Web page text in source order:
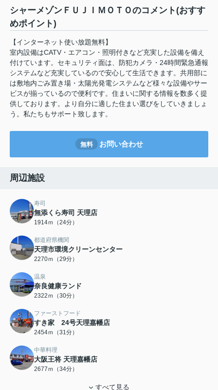
シャーメゾンＦＵＪＩＭＯＴＯのコメント(おすす
めポイント)
【インターネット使い放題無料】
室内設備はCATV・エアコン・照明付きなど充実した設備を備え
付けています。セキュリティ面は、防犯カメラ・24時間緊急通報
システムなど充実しているので安心して生活できます。共用部に
は敷地内ごみ置き場・太陽光発電システムなど様々な設備やサー
ビスが揃っているので便利です。住まいに関する情報を数多く提
供しております。より自分に適した住まい選びをしていきましょ
う。私たちもサポート致します。
無料 お問い合わせ
周辺施設
寿司
無添くら寿司 天理店
1914ｍ（24分）
都道府県機関
天理市環境クリーンセンター
2270ｍ（29分）
温泉
奈良健康ランド
2322ｍ（30分）
ファーストフード
すき家 24号天理嘉幡店
2454ｍ（31分）
中華料理
大阪王将 天理嘉幡店
2677ｍ（34分）
すべて見る